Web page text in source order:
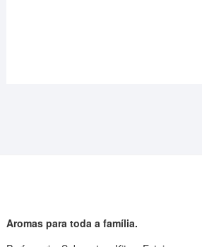
Aromas para toda a família.